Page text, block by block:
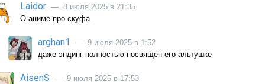
Laidor — 8 июля 2025 в 21:35
О аниме про скуфа
arghan1
— 9 июля 2025 в 1:52
даже эндинг полностью посвящен его альтушке
AisenS — 9 июля 2025 в 17:53